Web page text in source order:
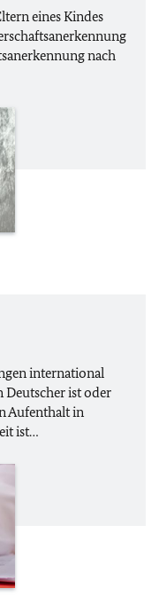
eines Kindes
nach
international
Deutscher ist oder
Aufenthalt in
ist…